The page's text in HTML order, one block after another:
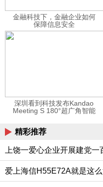
金融科技下，金融企业如何
保障信息安全
深圳看到科技发布Kandao
Meeting S 180°超广角智能
精彩推荐
上饶一爱心企业开展建党一
爱上海信H55E72A就是这